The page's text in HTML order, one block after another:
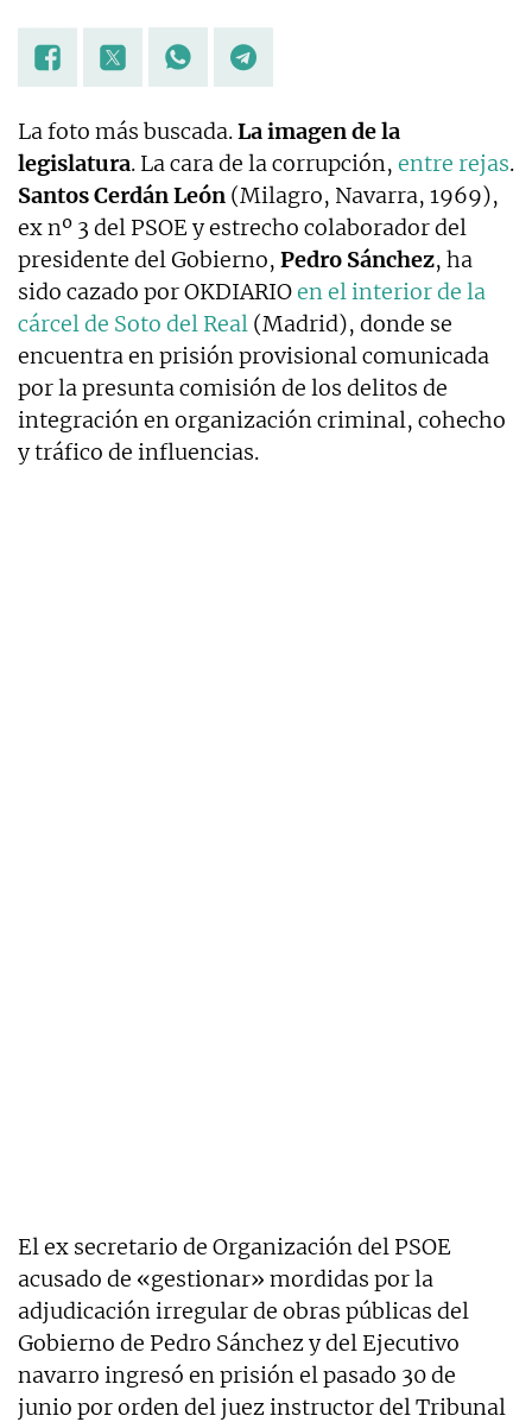
La foto más buscada.La imagen de la
legislatura. La cara de la corrupción, entre rejas.
Santos Cerdán León (Milagro, Navarra, 1969),
ex nº 3 del PSOE y estrecho colaborador del
presidente del Gobierno, Pedro Sánchez, ha
sido cazado por OKDIARIOen el interior de la
cárcel de Soto del Real (Madrid), donde se
encuentra en prisión provisional comunicada
por la presunta comisión de los delitos de
integración en organización criminal, cohecho
y tráfico de influencias.
El ex secretario de Organización del PSOE
acusado de «gestionar» mordidas por la
adjudicación irregular de obras públicas del
Gobierno de Pedro Sánchez y del Ejecutivo
navarro ingresó en prisión el pasado 30 de
junio por orden del juez instructor del Tribunal